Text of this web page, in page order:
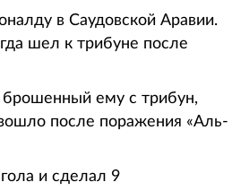
в Саудовской Аравии.
шел к трибуне после
ему с трибун,
после поражения «Аль-
и сделал 9